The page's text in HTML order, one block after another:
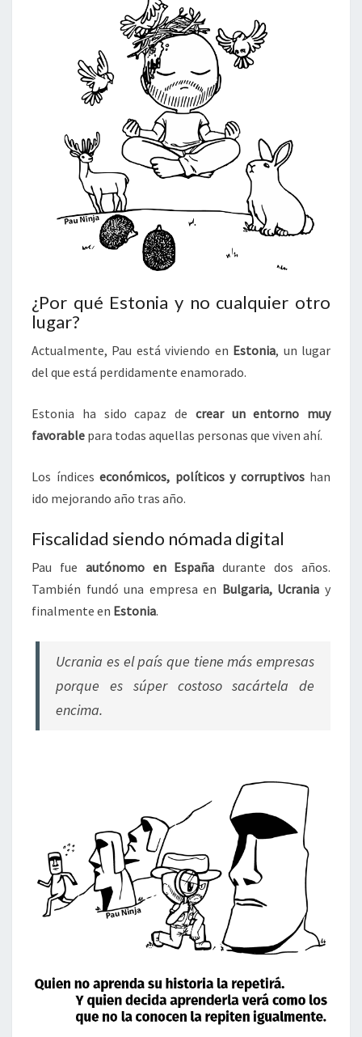
¿Por qué Estonia y no cualquier otro
lugar?
Actualmente, Pau está viviendo en Estonia, un lugar
del que está perdidamente enamorado.
Estonia ha sido capaz de crear un entorno muy
favorable para todas aquellas personas que viven ahí.
Los índices económicos, políticos y corruptivoshan
ido mejorando año tras año.
Fiscalidad siendo nómada digital
Pau fue autónomo en España durante dos años.
También fundó una empresa en Bulgaria, Ucrania y
finalmente en Estonia.
Ucrania es el país que tiene más empresas
porque es súper costoso sacártela de
encima.